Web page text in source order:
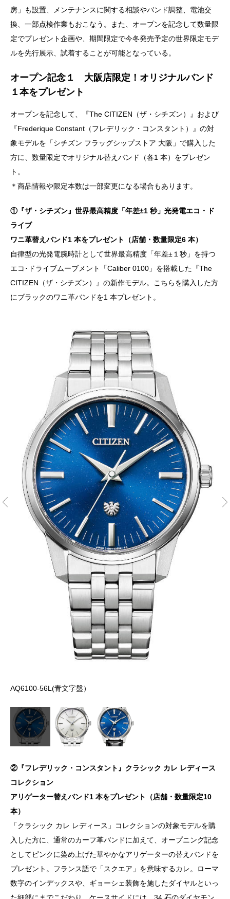
房」も設置、メンテナンスに関する相談やバンド調整、電池交
換、一部点検作業もおこなう。また、オープンを記念して数量限
定でプレゼント企画や、期間限定で今冬発売予定の世界限定モデ
ルを先行展示、試着することが可能となっている。
オープン記念１ 大阪店限定！オリジナルバンド
１本をプレゼント
オープンを記念して、『The CITIZEN（ザ・シチズン）』および
『Frederique Constant（フレデリック・コンスタント）』の対
象モデルを「シチズン フラッグシップストア ⼤阪」で購⼊した
⽅に、数量限定でオリジナル替えバンド（各1 本）をプレゼン
ト。
＊商品情報や限定本数は⼀部変更になる場合もあります。
①『ザ・シチズン』世界最⾼精度「年差±1 秒」光発電エコ・ド
ライブ
ワニ⾰替えバンド1 本をプレゼント（店舗・数量限定6 本）
⾃律型の光発電腕時計として世界最⾼精度「年差±１秒」を持つ
エコ･ドライブムーブメント「Caliber 0100」を搭載した『The
CITIZEN（ザ・シチズン）』の新作モデル。こちらを購入した方
にブラックのワニ⾰バンドを1 本プレゼント。
AQ6100-56L(⻘文字盤）
②『フレデリック・コンスタント』クラシック カレ レディース
コレクション
アリゲーター替えバンド1 本をプレゼント（店舗・数量限定10
本）
「クラシック カレ レディース」コレクションの対象モデルを購
⼊した⽅に、通常のカーフ⾰バンドに加えて、オープニング記念
としてピンクに染め上げた華やかなアリゲーターの替えバンドを
プレゼント。フランス語で「スクエア」を意味するカレ。ローマ
数字のインデックスや、ギョーシェ装飾を施したダイヤルといっ